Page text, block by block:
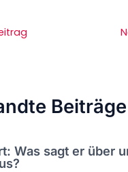
Beiträge
Was sagt er über